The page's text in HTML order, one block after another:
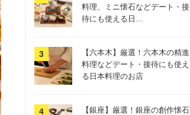
料理、ミニ懐石などデート・接
待にも使える日…
【六本木】厳選！六本木の精進
料理などデート・接待にも使え
る日本料理のお店
【銀座】厳選！銀座の創作懐石